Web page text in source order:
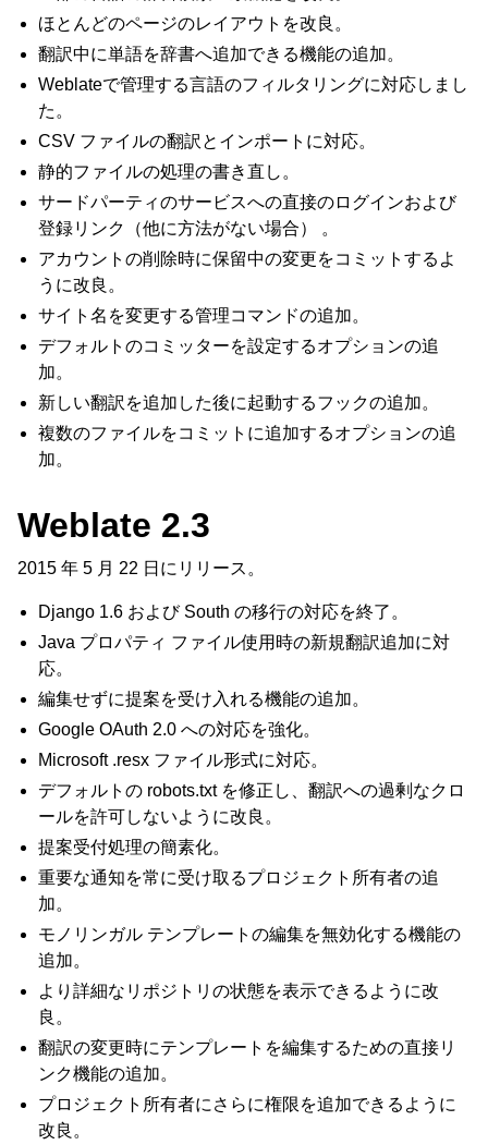
ほとんどのページのレイアウトを改良。
翻訳中に単語を辞書へ追加できる機能の追加。
Weblateで管理する言語のフィルタリングに対応しまし
た。
CSV ファイルの翻訳とインポートに対応。
静的ファイルの処理の書き直し。
サードパーティのサービスへの直接のログインおよび
登録リンク（他に方法がない場合） 。
アカウントの削除時に保留中の変更をコミットするよ
うに改良。
サイト名を変更する管理コマンドの追加。
デフォルトのコミッターを設定するオプションの追
加。
新しい翻訳を追加した後に起動するフックの追加。
複数のファイルをコミットに追加するオプションの追
加。
Weblate 2.3
2015 年 5 月 22 日にリリース。
Django 1.6 および South の移行の対応を終了。
Java プロパティ ファイル使用時の新規翻訳追加に対
応。
編集せずに提案を受け入れる機能の追加。
Google OAuth 2.0 への対応を強化。
Microsoft .resx ファイル形式に対応。
デフォルトの robots.txt を修正し、翻訳への過剰なクロ
ールを許可しないように改良。
提案受付処理の簡素化。
重要な通知を常に受け取るプロジェクト所有者の追
加。
モノリンガル テンプレートの編集を無効化する機能の
追加。
より詳細なリポジトリの状態を表示できるように改
良。
翻訳の変更時にテンプレートを編集するための直接リ
ンク機能の追加。
プロジェクト所有者にさらに権限を追加できるように
改良。